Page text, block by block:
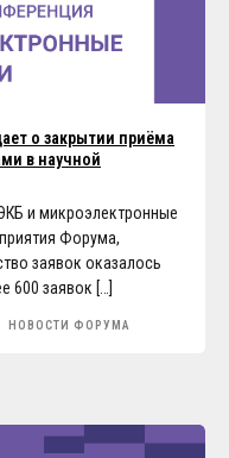
о закрытии приёма
в научной
и микроэлектронные
Форума,
заявок оказалось
600 заявок […]
НОВОСТИ ФОРУМА